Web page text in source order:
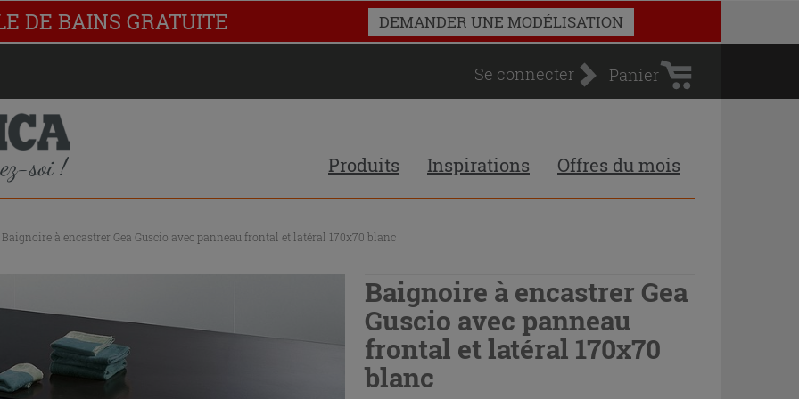
DE BAINS GRATUITE DEMANDER UNE MODÉLISATION
Se connecter
Panier
d'achat
Panier
Produits Inspirations Offres du mois
Baignoire à encastrer Gea Guscio avec panneau frontal et latéral 170x70 blanc
Baignoire à encastrer Gea
Guscio avec panneau
frontal et latéral 170x70
blanc